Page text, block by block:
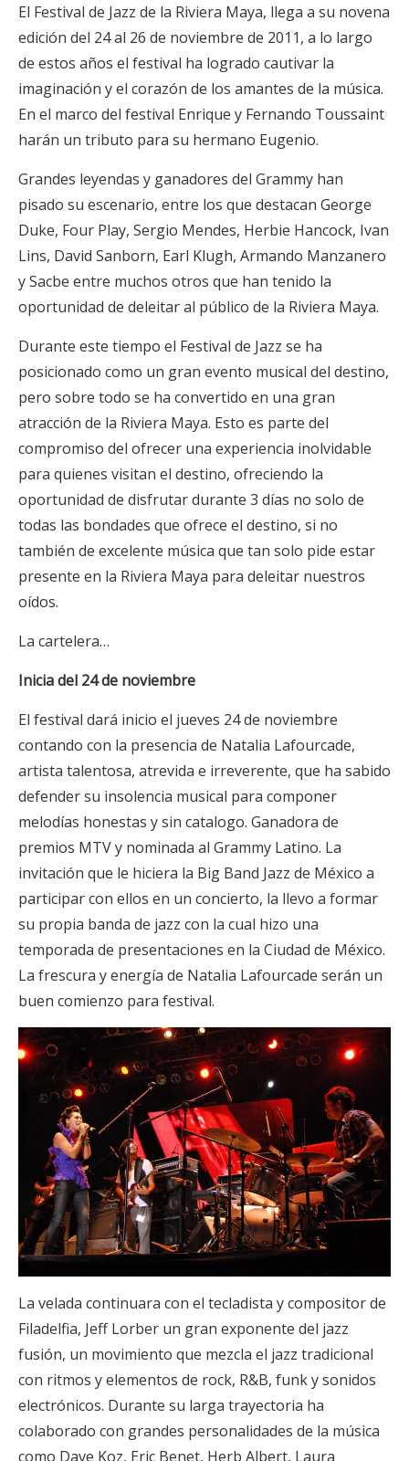
El Festival de Jazz de la Riviera Maya, llega a su novena
edición del 24 al 26 de noviembre de 2011, a lo largo
de estos años el festival ha logrado cautivar la
imaginación y el corazón de los amantes de la música.
En el marco del festival Enrique y Fernando Toussaint
harán un tributo para su hermano Eugenio.
Grandes leyendas y ganadores del Grammy han
pisado su escenario, entre los que destacan George
Duke, Four Play, Sergio Mendes, Herbie Hancock, Ivan
Lins, David Sanborn, Earl Klugh, Armando Manzanero
y Sacbe entre muchos otros que han tenido la
oportunidad de deleitar al público de la Riviera Maya.
Durante este tiempo el Festival de Jazz se ha
posicionado como un gran evento musical del destino,
pero sobre todo se ha convertido en una gran
atracción de la Riviera Maya. Esto es parte del
compromiso del ofrecer una experiencia inolvidable
para quienes visitan el destino, ofreciendo la
oportunidad de disfrutar durante 3 días no solo de
todas las bondades que ofrece el destino, si no
también de excelente música que tan solo pide estar
presente en la Riviera Maya para deleitar nuestros
oídos.
La cartelera…
Inicia del 24 de noviembre
El festival dará inicio el jueves 24 de noviembre
contando con la presencia de Natalia Lafourcade,
artista talentosa, atrevida e irreverente, que ha sabido
defender su insolencia musical para componer
melodías honestas y sin catalogo. Ganadora de
premios MTV y nominada al Grammy Latino. La
invitación que le hiciera la Big Band Jazz de México a
participar con ellos en un concierto, la llevo a formar
su propia banda de jazz con la cual hizo una
temporada de presentaciones en la Ciudad de México.
La frescura y energía de Natalia Lafourcade serán un
buen comienzo para festival.
La velada continuara con el tecladista y compositor de
Filadelfia, Jeff Lorber un gran exponente del jazz
fusión, un movimiento que mezcla el jazz tradicional
con ritmos y elementos de rock, R&B, funk y sonidos
electrónicos. Durante su larga trayectoria ha
colaborado con grandes personalidades de la música
como Dave Koz, Eric Benet, Herb Albert, Laura